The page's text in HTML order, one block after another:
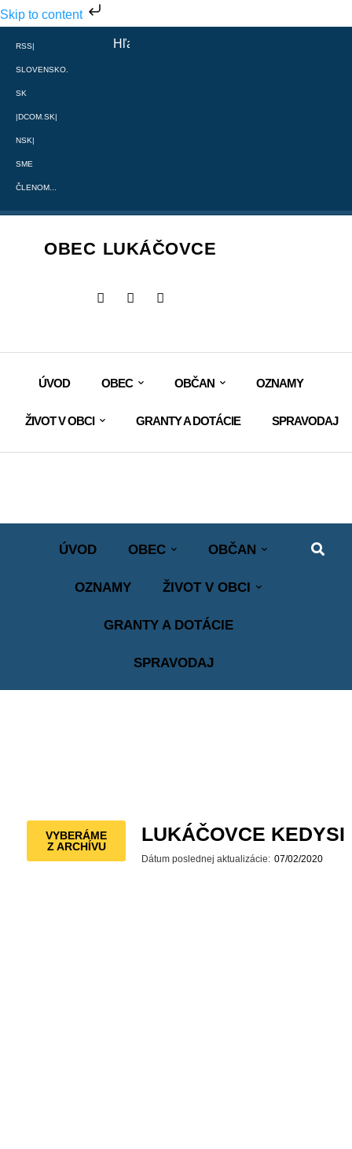
Skip to content
RSS|
SLOVENSKO.
SK
|DCOM.SK|
NSK|
SME
ČLENOM...
OBEC LUKÁČOVCE
ÚVOD OBEC OBČAN OZNAMY
ŽIVOT V OBCI GRANTY A DOTÁCIE SPRAVODAJ
ÚVOD OBEC OBČAN
OZNAMY ŽIVOT V OBCI
GRANTY A DOTÁCIE
SPRAVODAJ
VYBERÁME
Z ARCHÍVU
LUKÁČOVCE KEDYSI
Dátum poslednej aktualizácie: 07/02/2020